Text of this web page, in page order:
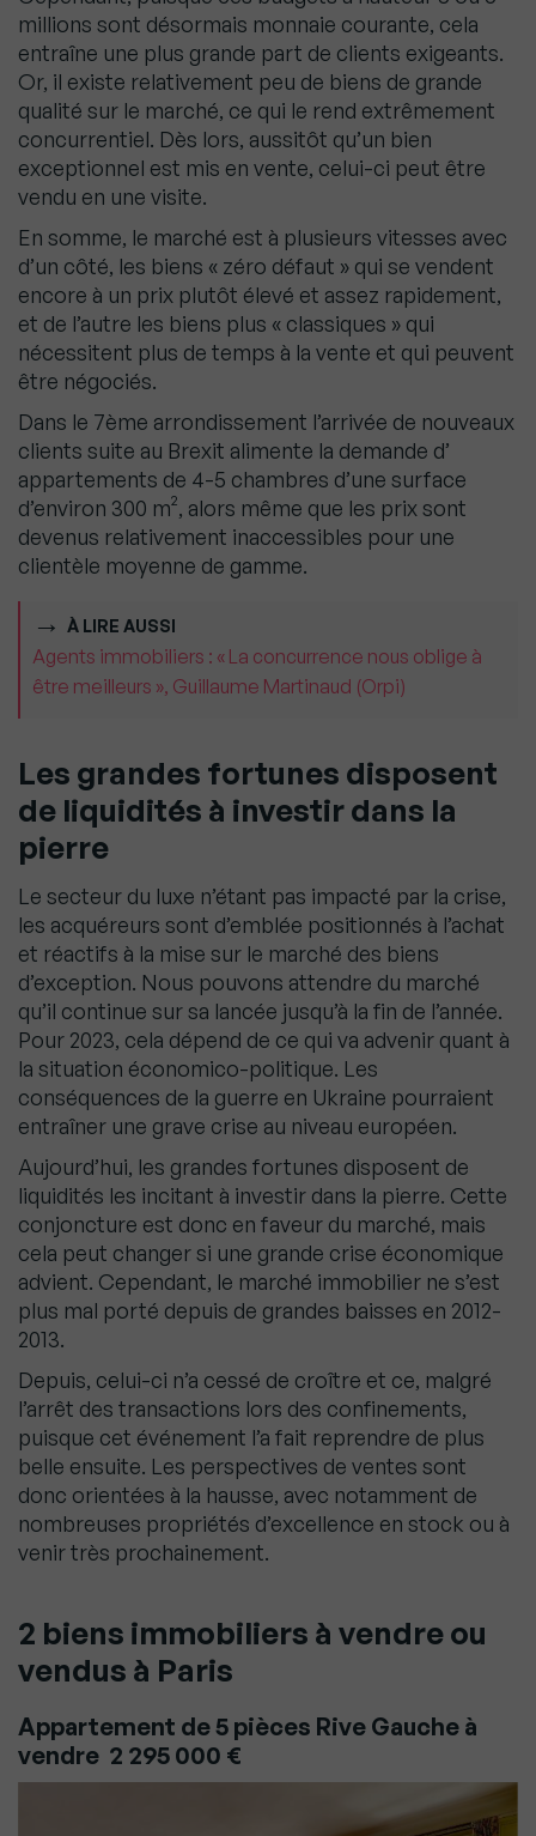
millions sont désormais monnaie courante, cela
entraîne une plus grande part de clients exigeants.
Or, il existe relativement peu de biens de grande
qualité sur le marché, ce qui le rend extrêmement
concurrentiel. Dès lors, aussitôt qu’un bien
exceptionnel est mis en vente, celui-ci peut être
vendu en une visite.
En somme, le marché est à plusieurs vitesses avec
d’un côté, les biens « zéro défaut » qui se vendent
encore à un prix plutôt élevé et assez rapidement,
et de l’autre les biens plus « classiques » qui
nécessitent plus de temps à la vente et qui peuvent
être négociés.
Dans le 7ème arrondissement l’arrivée de nouveaux
clients suite au Brexit alimente la demande d’
appartements de 4-5 chambres d’une surface
d’environ 300 m², alors même que les prix sont
devenus relativement inaccessibles pour une
clientèle moyenne de gamme.
À LIRE AUSSI
Agents immobiliers : « La concurrence nous oblige à
être meilleurs », Guillaume Martinaud (Orpi)
Les grandes fortunes disposent
de liquidités à investir dans la
pierre
Le secteur du luxe n’étant pas impacté par la crise,
les acquéreurs sont d’emblée positionnés à l’achat
et réactifs à la mise sur le marché des biens
d’exception. Nous pouvons attendre du marché
qu’il continue sur sa lancée jusqu’à la fin de l’année.
Pour 2023, cela dépend de ce qui va advenir quant à
la situation économico-politique. Les
conséquences de la guerre en Ukraine pourraient
entraîner une grave crise au niveau européen.
Aujourd’hui, les grandes fortunes disposent de
liquidités les incitant à investir dans la pierre. Cette
conjoncture est donc en faveur du marché, mais
cela peut changer si une grande crise économique
advient. Cependant, le marché immobilier ne s’est
plus mal porté depuis de grandes baisses en 2012-
2013.
Depuis, celui-ci n’a cessé de croître et ce, malgré
l’arrêt des transactions lors des confinements,
puisque cet événement l’a fait reprendre de plus
belle ensuite. Les perspectives de ventes sont
donc orientées à la hausse, avec notamment de
nombreuses propriétés d’excellence en stock ou à
venir très prochainement.
2 biens immobiliers à vendre ou
vendus à Paris
Appartement de 5 pièces Rive Gauche à
vendre 2 295 000 €